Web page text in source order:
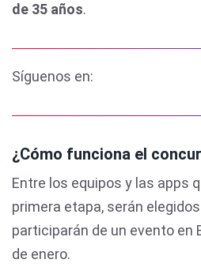
de 35 años.
Síguenos en:
¿Cómo funciona el
Entre los equipos y las apps
primera etapa, serán
participarán de un evento en
de enero.